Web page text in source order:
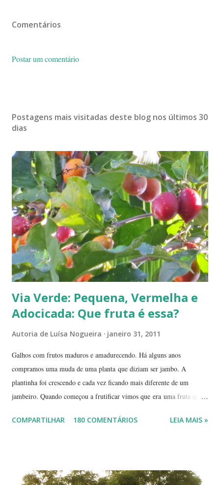
Comentários
Postar um comentário
Postagens mais visitadas deste blog nos últimos 30
dias
Via Verde: Pequena, Vermelha e
Adocicada: Que fruta é essa?
Autoria de Luísa Nogueira janeiro 31, 2011
Galhos com frutos maduros e amadurecendo. Há alguns anos
compramos uma muda de uma planta que diziam ser jambo. A
plantinha foi crescendo e cada vez ficando mais diferente de um
jambeiro. Quando começou a frutificar vimos que era uma fruta que
pequena, tem mais ou menos um quarto do tamanho de um jambo,
mostrar a polpa. A pele é bem fininha... Cada uma das
COMPARTILHAR 180 COMENTÁRIOS LEIA MAIS »